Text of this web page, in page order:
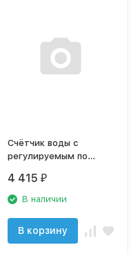
Счётчик воды с
регулируемым по
потока FC-3000W
4 415 ₽
В наличии
В корзину